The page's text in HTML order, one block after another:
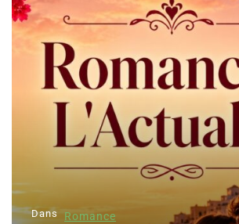
Dans Romance